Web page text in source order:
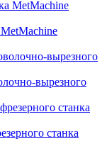
вырезного
станка